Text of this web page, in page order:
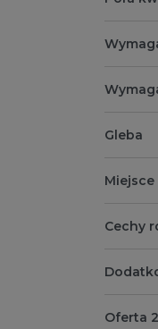
Gleba
Cechy
Oferta